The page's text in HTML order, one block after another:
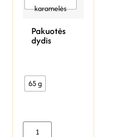
karamelės
Pakuotės
dydis
65 g